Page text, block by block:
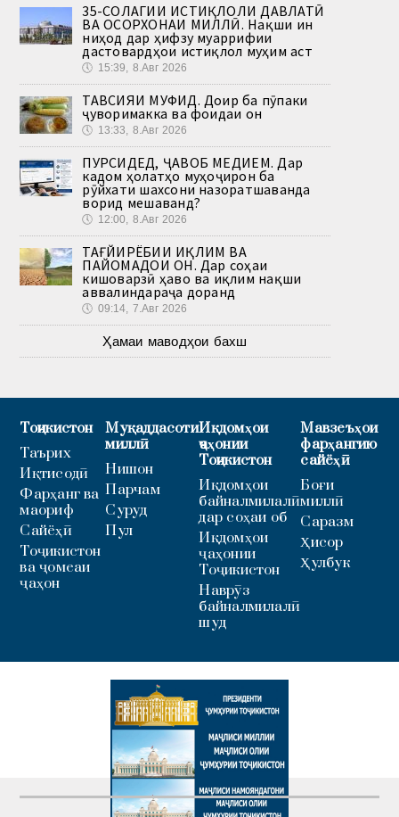
35-СОЛАГИИ ИСТИҚЛОЛИ ДАВЛАТӢ
ВА ОСОРХОНАИ МИЛЛӢ. Нақши ин
ниҳод дар ҳифзу муаррифии
дастовардҳои истиқлол муҳим аст
🕔 15:39, 8.Авг 2026
ТАВСИЯИ МУФИД. Доир ба пӯпаки
ҷуворимакка ва фоидаи он
🕔 13:33, 8.Авг 2026
ПУРСИДЕД, ҶАВОБ МЕДИҲЕМ. Дар
кадом ҳолатҳо муҳоҷирон ба
рӯйхати шахсони назоратшаванда
ворид мешаванд?
🕔 12:00, 8.Авг 2026
ТАҒЙИРЁБИИ ИҚЛИМ ВА
ПАЙОМАДҲОИ ОН. Дар соҳаи
кишоварзӣ ҳаво ва иқлим нақши
аввалиндараҷа доранд
🕔 09:14, 7.Авг 2026
Ҳамаи маводҳои бахш
Тоҷикистон
Таърих
Иқтисодӣ
Фарҳанг ва
маориф
Сайёҳӣ
Тоҷикистон
ва ҷомеаи
ҷаҳон
Муқаддасоти
миллӣ
Нишон
Парчам
Суруд
Пул
Иқдомҳои
ҷаҳонии
Тоҷикистон
Иқдомҳои
байналмилалӣ
дар соҳаи об
Иқдомҳои
ҷаҳонии
Тоҷикистон
Наврӯз
байналмилалӣ
шуд
Мавзеъҳои
фарҳангию
сайёҳӣ
Боғи
миллӣ
Саразм
Ҳисор
Ҳулбук